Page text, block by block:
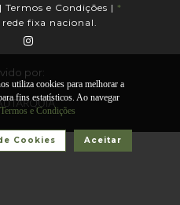
Termos e Condições | *
fixa nacional.
por:
utiliza cookies para melhorar a
fins estatísticos. Ao navegar
Termos e Condições
Aceitar
Cookies